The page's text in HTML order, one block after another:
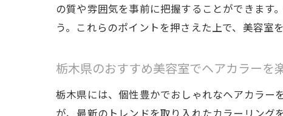
の質や雰囲気を事前に把握することができます
う。これらのポイントを押さえた上で、美容室
栃木県のおすすめ美容室でヘアカラーを
栃木県には、個性豊かでおしゃれなヘアカラー
が、最新のトレンドを取り入れたカラーリング